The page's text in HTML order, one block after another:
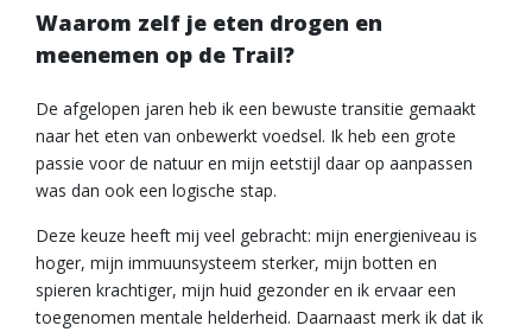
Waarom zelf je eten drogen en
meenemen op de Trail?
De afgelopen jaren heb ik een bewuste transitie gemaakt
naar het eten van onbewerkt voedsel. Ik heb een grote
passie voor de natuur en mijn eetstijl daar op aanpassen
was dan ook een logische stap.
Deze keuze heeft mij veel gebracht: mijn energieniveau is
hoger, mijn immuunsysteem sterker, mijn botten en
spieren krachtiger, mijn huid gezonder en ik ervaar een
toegenomen mentale helderheid. Daarnaast merk ik dat ik